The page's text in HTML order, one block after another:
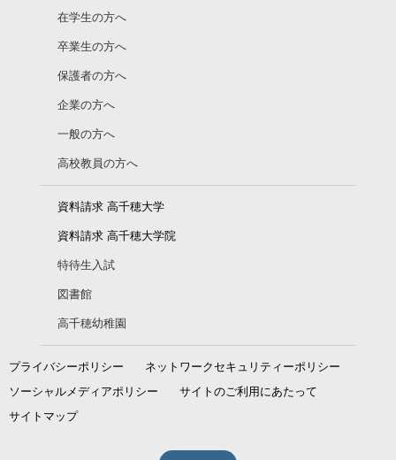
在学生の方へ
卒業生の方へ
保護者の方へ
企業の方へ
一般の方へ
高校教員の方へ
資料請求 高千穂大学
資料請求 高千穂大学院
特待生入試
図書館
高千穂幼稚園
プライバシーポリシー
ネットワークセキュリティーポリシー
ソーシャルメディアポリシー
サイトのご利用にあたって
サイトマップ